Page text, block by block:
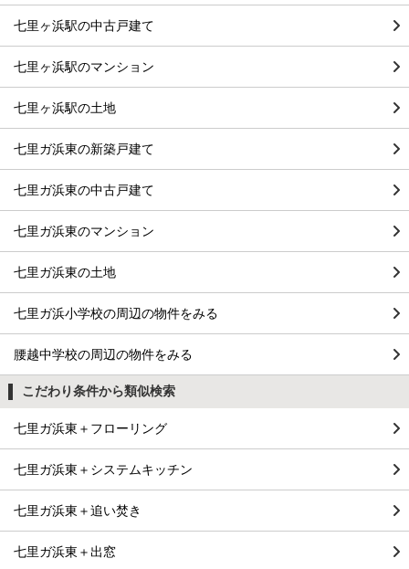
七里ヶ浜駅の中古戸建て
七里ヶ浜駅のマンション
七里ヶ浜駅の土地
七里ガ浜東の新築戸建て
七里ガ浜東の中古戸建て
七里ガ浜東のマンション
七里ガ浜東の土地
七里ガ浜小学校の周辺の物件をみる
腰越中学校の周辺の物件をみる
こだわり条件から類似検索
七里ガ浜東＋フローリング
七里ガ浜東＋システムキッチン
七里ガ浜東＋追い焚き
七里ガ浜東＋出窓